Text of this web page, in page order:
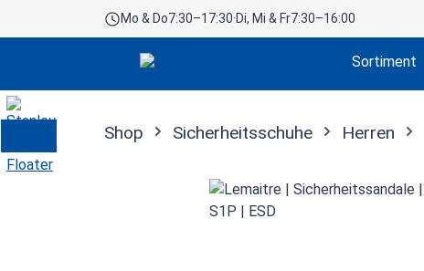
Hauptinhalt springen
Zur Suche springen
Zur Hauptnavigation springen
Mo & Do7:30–17:30·Di, Mi & Fr7:30–16:00
Sortiment
Shop Sicherheitsschuhe Herren
Bildergalerie überspringen